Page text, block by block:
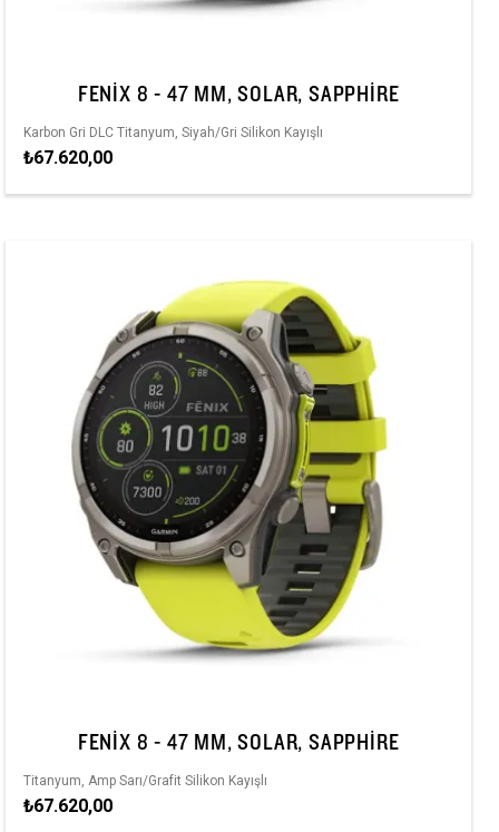
FENIX 8 - 47 MM, SOLAR, SAPPHIRE
Karbon Gri DLC Titanyum, Siyah/Gri Silikon Kayışlı
₺67.620,00
FENIX 8 - 47 MM, SOLAR, SAPPHIRE
Titanyum, Amp Sarı/Grafit Silikon Kayışlı
₺67.620,00